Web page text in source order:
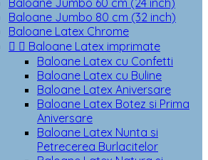
Baloane Jumbo 60 cm (24 inch)
Baloane Jumbo 80 cm (32 inch)
Baloane Latex Chrome
  Baloane Latex imprimate
Baloane Latex cu Confetti
Baloane Latex cu Buline
Baloane Latex Aniversare
Baloane Latex Botez si Prima
Aniversare
Baloane Latex Nunta si
Petrecerea Burlacitelor